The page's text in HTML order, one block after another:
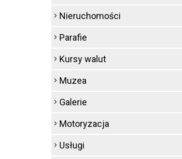
Nieruchomości
Parafie
Kursy walut
Muzea
Galerie
Motoryzacja
Usługi